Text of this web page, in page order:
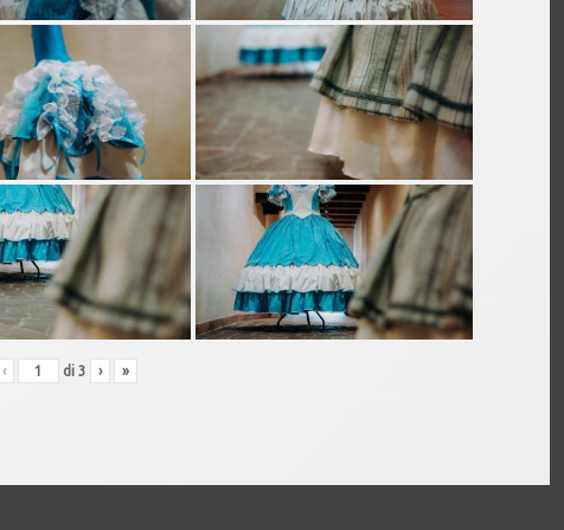
‹ di 3 › »